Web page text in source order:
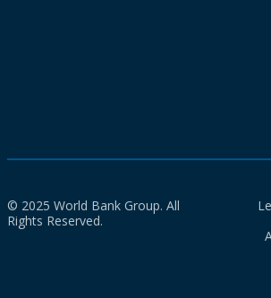
© 2025 World Bank Group. All
Rights Reserved.